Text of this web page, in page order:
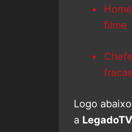
filme
Logo
a LegadoTV